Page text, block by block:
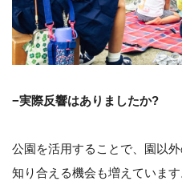
−実際反響はありましたか?
公園を活用することで、園以
知り合える機会も増えていま